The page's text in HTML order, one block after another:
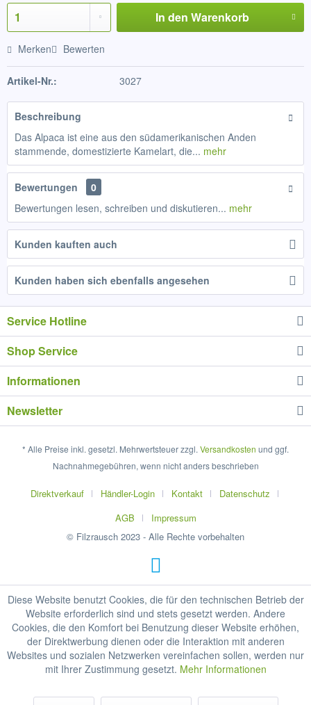
In den Warenkorb
Merken Bewerten
Artikel-Nr.: 3027
Beschreibung
Das Alpaca ist eine aus den südamerikanischen Anden
stammende, domestizierte Kamelart, die... mehr
Bewertungen
0
Bewertungen lesen, schreiben und diskutieren... mehr
Kunden kauften auch
Kunden haben sich ebenfalls angesehen
Service Hotline
Shop Service
Informationen
Newsletter
* Alle Preise inkl. gesetzl. Mehrwertsteuer zzgl. Versandkosten und ggf.
Nachnahmegebühren, wenn nicht anders beschrieben
Direktverkauf Händler-Login Kontakt
Datenschutz
AGB
Impressum
© Filzrausch 2023 - Alle Rechte vorbehalten
Diese Website benutzt Cookies, die für den technischen Betrieb der
Website erforderlich sind und stets gesetzt werden. Andere
Cookies, die den Komfort bei Benutzung dieser Website erhöhen,
der Direktwerbung dienen oder die Interaktion mit anderen
Websites und sozialen Netzwerken vereinfachen sollen, werden nur
mit Ihrer Zustimmung gesetzt. Mehr Informationen